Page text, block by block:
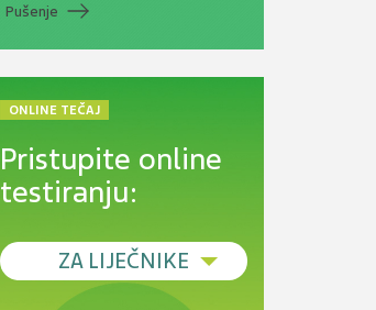
Pušenje
ONLINE TEČAJ
Pristupite online
testiranju:
ZA LIJEČNIKE